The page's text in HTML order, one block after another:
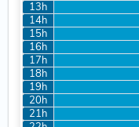
13h
14h
15h
16h
17h
18h
19h
20h
21h